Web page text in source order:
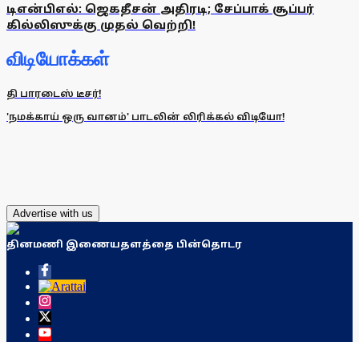
டிஎன்பிஎல்: ஜெகதீசன் அதிரடி; சேப்பாக் சூப்பர்
கில்லிஸுக்கு முதல் வெற்றி!
விடியோக்கள்
தி பாரடைஸ் டீசர்!
'நமக்காய் ஒரு வானம்' பாடலின் லிரிக்கல் விடியோ!
Advertise with us
தினமணி இணையதளத்தை பின்தொடர